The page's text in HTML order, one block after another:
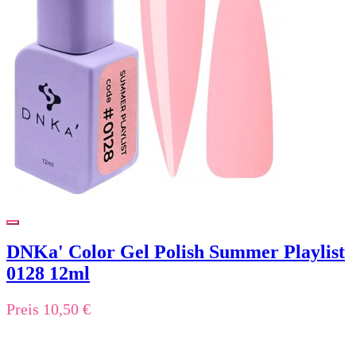
DNKa' Color Gel Polish Summer Playlist
0128 12ml
Preis 10,50 €